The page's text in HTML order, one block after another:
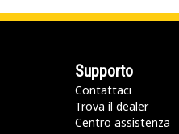
Supporto
Contattaci
Trova il dealer
Centro assistenza